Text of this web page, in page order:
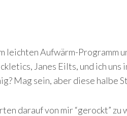
leichten Aufwärm-Programm
Janes Eilts, und ich
Mag sein, aber diese halbe
darauf von mir “gerockt” zu